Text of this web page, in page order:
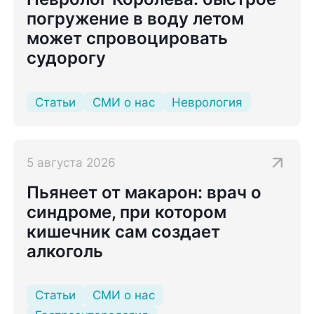
погружение в воду летом
может спровоцировать
судорогу
Статьи СМИ о нас Неврология
5 августа 2026
Пьянеет от макарон: врач о
синдроме, при котором
кишечник сам создает
алкоголь
Статьи
СМИ о нас